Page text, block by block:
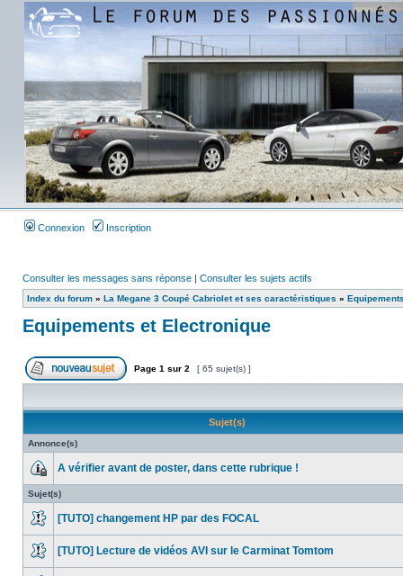
Connexion Inscription
Consulter les messages sans réponse | Consulter les sujets actifs
Index du forum » La Megane 3 Coupé Cabriolet et ses caractéristiques »
Equipements et Electronique
Page 1 sur 2 [ 65 sujet(s) ]
Sujet(s)
Annonce(s)
A vérifier avant de poster, dans cette rubrique !
Sujet(s)
[TUTO] changement HP par des FOCAL
[TUTO] Lecture de vidéos AVI sur le Carminat Tomtom